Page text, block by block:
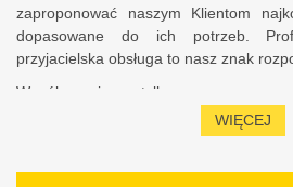
zaproponować naszym Klientom
dopasowane do ich potrzeb.
przyjacielska obsługa to nasz znak
Współpracujemy tylko z
zapewniają bezpieczeństwo,
użytkowania sprzętu.
WIĘCEJ